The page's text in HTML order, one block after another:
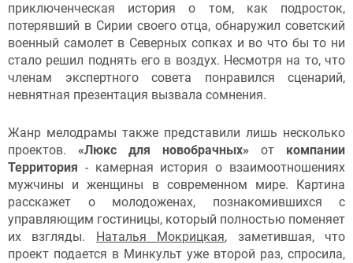
приключенческая история о том, как подросток,
потерявший в Сирии своего отца, обнаружил советский
военный самолет в Северных сопках и во что бы то ни
стало решил поднять его в воздух. Несмотря на то, что
членам экспертного совета понравился сценарий,
невнятная презентация вызвала сомнения.
Жанр мелодрамы также представили лишь несколько
проектов. «Люкс для новобрачных» от компании
Территория - камерная история о взаимоотношениях
мужчины и женщины в современном мире. Картина
расскажет о молодоженах, познакомившихся с
управляющим гостиницы, который полностью поменяет
их взгляды. Наталья Мокрицкая, заметившая, что
проект подается в Минкульт уже второй раз, спросила,